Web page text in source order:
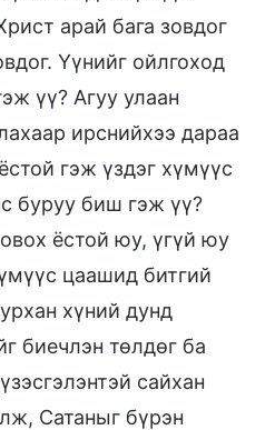
арай бага зовдог
Үүнийг ойлгоход
үү? Агуу улаан
ирснийхээ дараа
гэж үздэг хүмүүс
буруу биш гэж үү?
ёстой юу, үгүй юу
цаашид битгий
хүний дунд
биечлэн төлдөг ба
сайхан
Сатаныг бүрэн